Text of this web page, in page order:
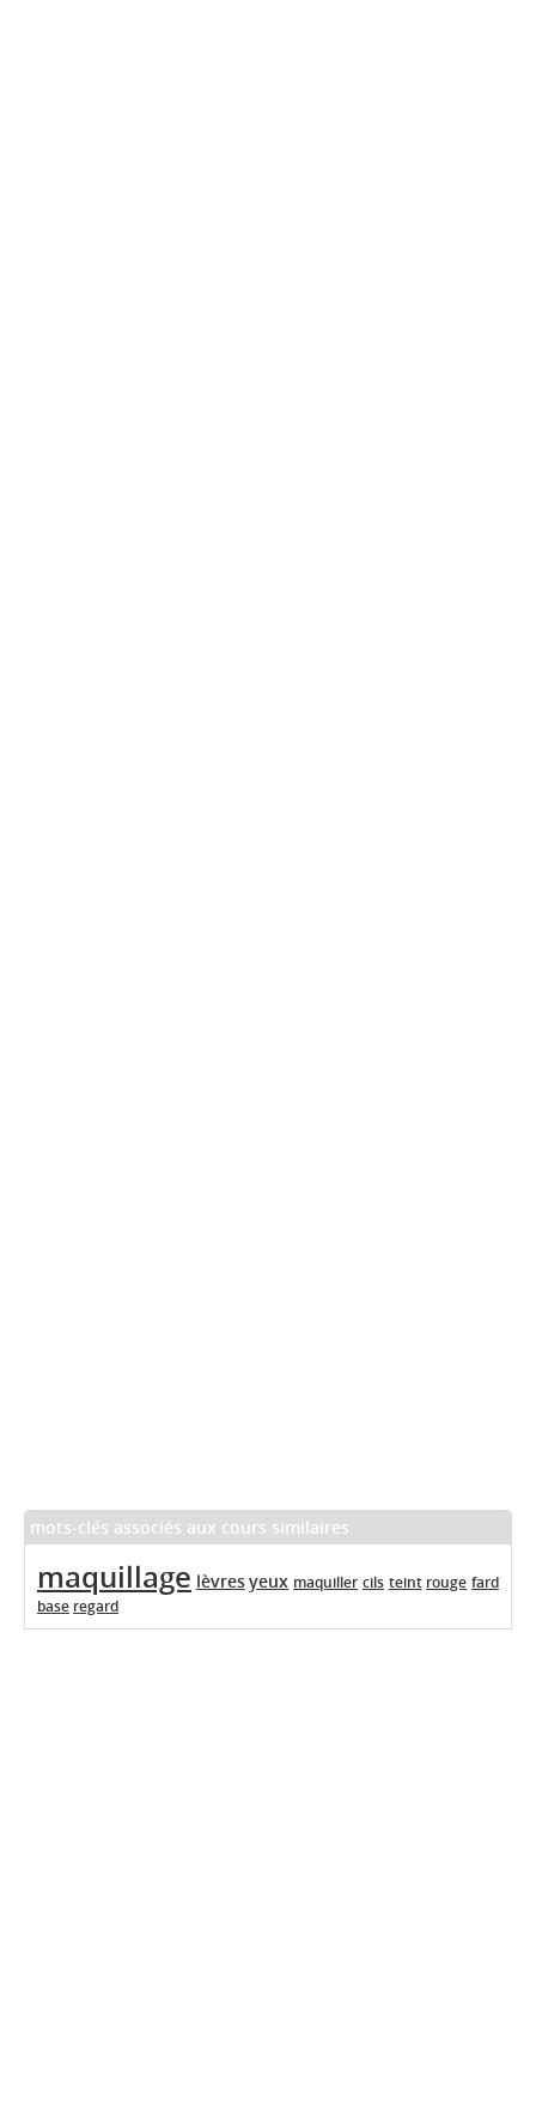
mots-clés associés aux cours similaires
maquillage lèvresyeux maquiller cils teint rouge fard
base regard